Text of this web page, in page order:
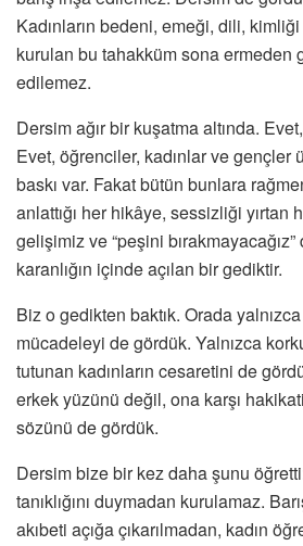
Kadınların bedeni, emeği, dili,
kurulan bu tahakküm sona ermeden
edilemez.
Dersim ağır bir kuşatma altında.
Evet, öğrenciler, kadınlar ve gençler
baskı var. Fakat bütün bunlara
anlattığı her hikâye, sessizliği yırtan
gelişimiz ve “peşini
karanlığın içinde açılan bir gediktir.
Biz o gedikten baktık. Orada yalnızca
mücadeleyi de gördük. Yalnızca
tutunan kadınların cesaretini de
erkek yüzünü değil, ona karşı
sözünü de gördük.
Dersim bize bir kez daha şunu öğretti:
tanıklığını duymadan kurulamaz.
akıbeti açığa çıkarılmadan, kadın